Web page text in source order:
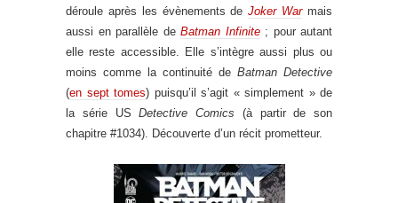
déroule après les évènements deJoker Warmais
aussi en parallèle de Batman Infinite; pour autant
elle reste accessible. Elle s’intègre aussi plus ou
moins comme la continuité de Batman Detective
(en sept tomes) puisqu’il s’agit « simplement » de
la série USDetective Comics (à partir de son
chapitre #1034). Découverte d’un récit prometteur.